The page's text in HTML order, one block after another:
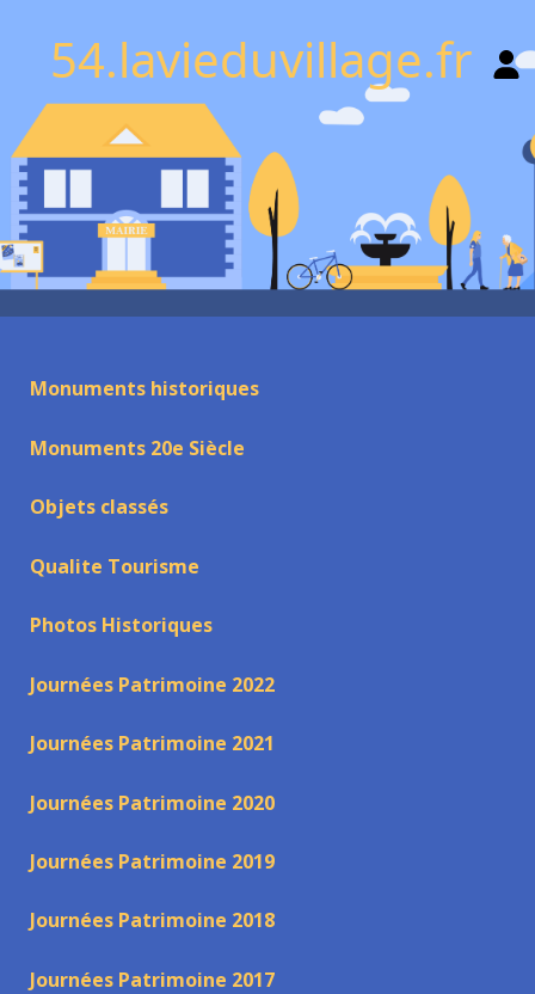
54.lavieduvillage.fr
Monuments historiques
Monuments 20e Siècle
Objets classés
Qualite Tourisme
Photos Historiques
Journées Patrimoine 2022
Journées Patrimoine 2021
Journées Patrimoine 2020
Journées Patrimoine 2019
Journées Patrimoine 2018
Journées Patrimoine 2017